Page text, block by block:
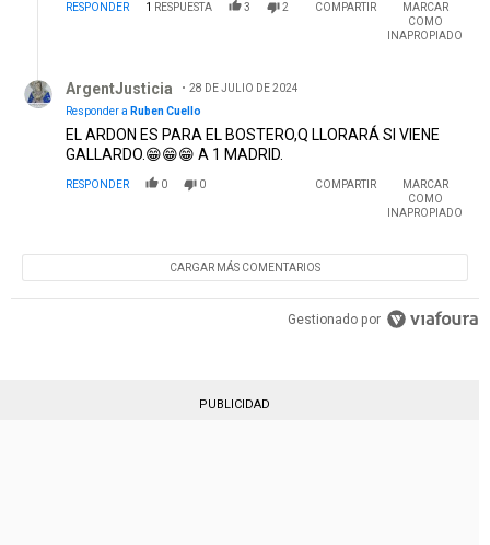
RESPONDER 1 RESPUESTA 3 2 COMPARTIR
MARCAR
COMO
INAPROPIADO
ArgentJusticia
28 DE JULIO DE 2024
Responder a Ruben Cuello
EL ARDON ES PARA EL BOSTERO,Q LLORARÁ SI VIENE
GALLARDO.😁😁😁 A 1 MADRID.
RESPONDER 0 0 COMPARTIR
MARCAR
COMO
INAPROPIADO
CARGAR MÁS COMENTARIOS
Gestionado por
PUBLICIDAD